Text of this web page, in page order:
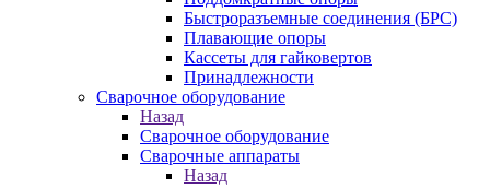
Быстроразъемные соединения (БРС)
Плавающие опоры
Кассеты для гайковертов
Принадлежности
Сварочное оборудование
Назад
Сварочное оборудование
Сварочные аппараты
Назад